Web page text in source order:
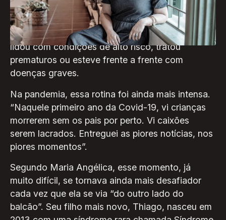
hospitais. Entre Curitiba e Pato Branco, onde
atuou como neonatologista, ela dedicou-se
intensamente ao cuidado de recém-nascidos,
lidou com condições de alto risco, tratou
prematuros ou esteve frente a frente com
doenças graves.
Na pandemia, essa rotina foi ainda mais intensa.
“Naquele primeiro ano da Covid-19, vi crianças
morrerem sem os pais por perto. Vi caixões
serem lacrados. Entreguei as piores notícias, nos
piores momentos”.
Segundo Maria Angélica, esse momento, já
muito difícil, se tornava ainda mais desafiador
cada vez que ela se via “do outro lado do
balcão”. Seu filho mais novo, Thiago, nasceu em